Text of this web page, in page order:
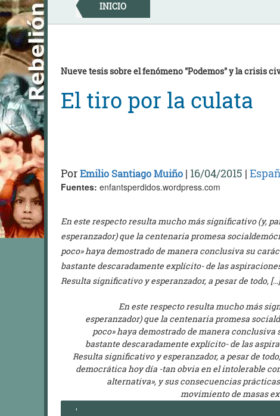
Skip
to
content
INICIO
Nueve tesis sobre el fenómeno "Podemos" y la crisis
El tiro por la culata
PorEmilio Santiago Muiño | 16/04/2015 |
Fuentes: enfantsperdidos.wordpress.com
En este respecto resulta mucho más significativo (y,
esperanzador) que la centenaria promesa
poco» haya demostrado de manera conclusiva su
bastante descaradamente explícito- de las
Resulta significativo y esperanzador, a pesar de todo, […]
En este respecto resulta mucho más
esperanzador) que la centenaria promesa
poco» haya demostrado de manera
bastante descaradamente explícito- de las
Resulta significativo y esperanzador, a pesar de
democrática hoy día -tan obvia en el intolerable
alternativa», y sus consecuencias
movimiento de masas